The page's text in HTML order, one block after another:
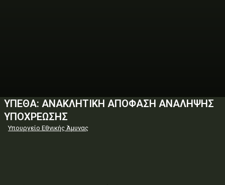
ΥΠΕΘΑ: ΑΝΑΚΛΗΤΙΚΗ ΑΠΟΦΑΣΗ ΑΝΑΛΗΨΗΣ
ΥΠΟΧΡΕΩΣΗΣ
Υπουργείο Εθνικής Άμυνας